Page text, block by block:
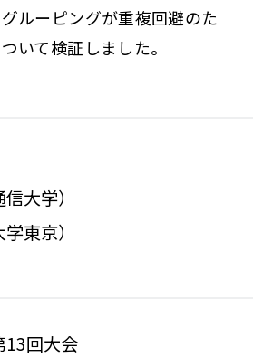
ルーピングが重複回避のた
いて検証しました。
大学）
東京）
13回大会